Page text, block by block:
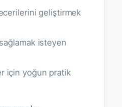
geliştirmek
isteyen
için yoğun pratik